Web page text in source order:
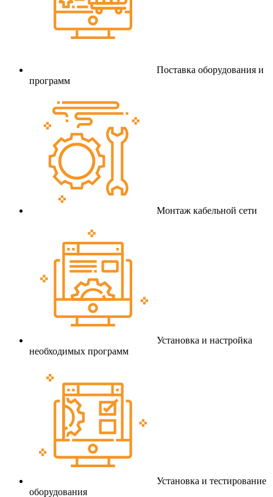
Поставка оборудования и
программ
Монтаж кабельной сети
Установка и настройка
необходимых программ
Установка и тестирование
оборудования